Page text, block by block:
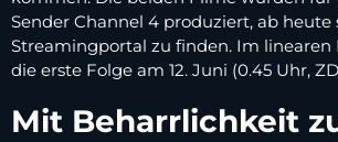
Sender Channel 4 produziert, ab heute
Streamingportal zu finden. Im linearen
die erste Folge am 12. Juni (0.45 Uhr,
Mit Beharrlichkeit